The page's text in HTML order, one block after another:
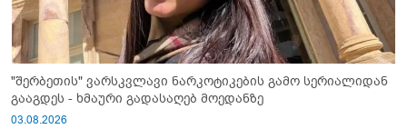
"შერბეთის" ვარსკვლავი ნარკოტიკების გამო სერიალიდან
გააგდეს - ხმაური გადასაღებ მოედანზე
03.08.2026